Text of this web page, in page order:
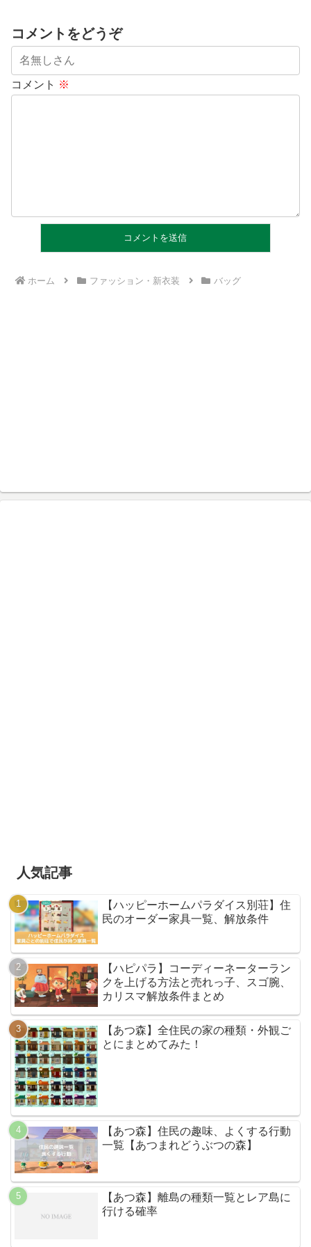
コメントをどうぞ
コメント ※
ホーム ファッション・新衣装 バッグ
人気記事
【ハッピーホームパラダイス別荘】住
民のオーダー家具一覧、解放条件
【ハピパラ】コーディーネーターラン
クを上げる方法と売れっ子、スゴ腕、
カリスマ解放条件まとめ
【あつ森】全住民の家の種類・外観ご
とにまとめてみた！
【あつ森】住民の趣味、よくする行動
一覧【あつまれどうぶつの森】
【あつ森】離島の種類一覧とレア島に
行ける確率